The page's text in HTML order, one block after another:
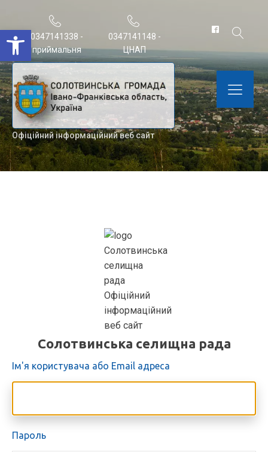
Відкрити Панель інструментів
0347141338 -
приймальня
0347141148 -
ЦНАП
Офіційний інформаційний веб сайт
Солотвинська селищна рада
Ім'я користувача або Email адреса
Пароль